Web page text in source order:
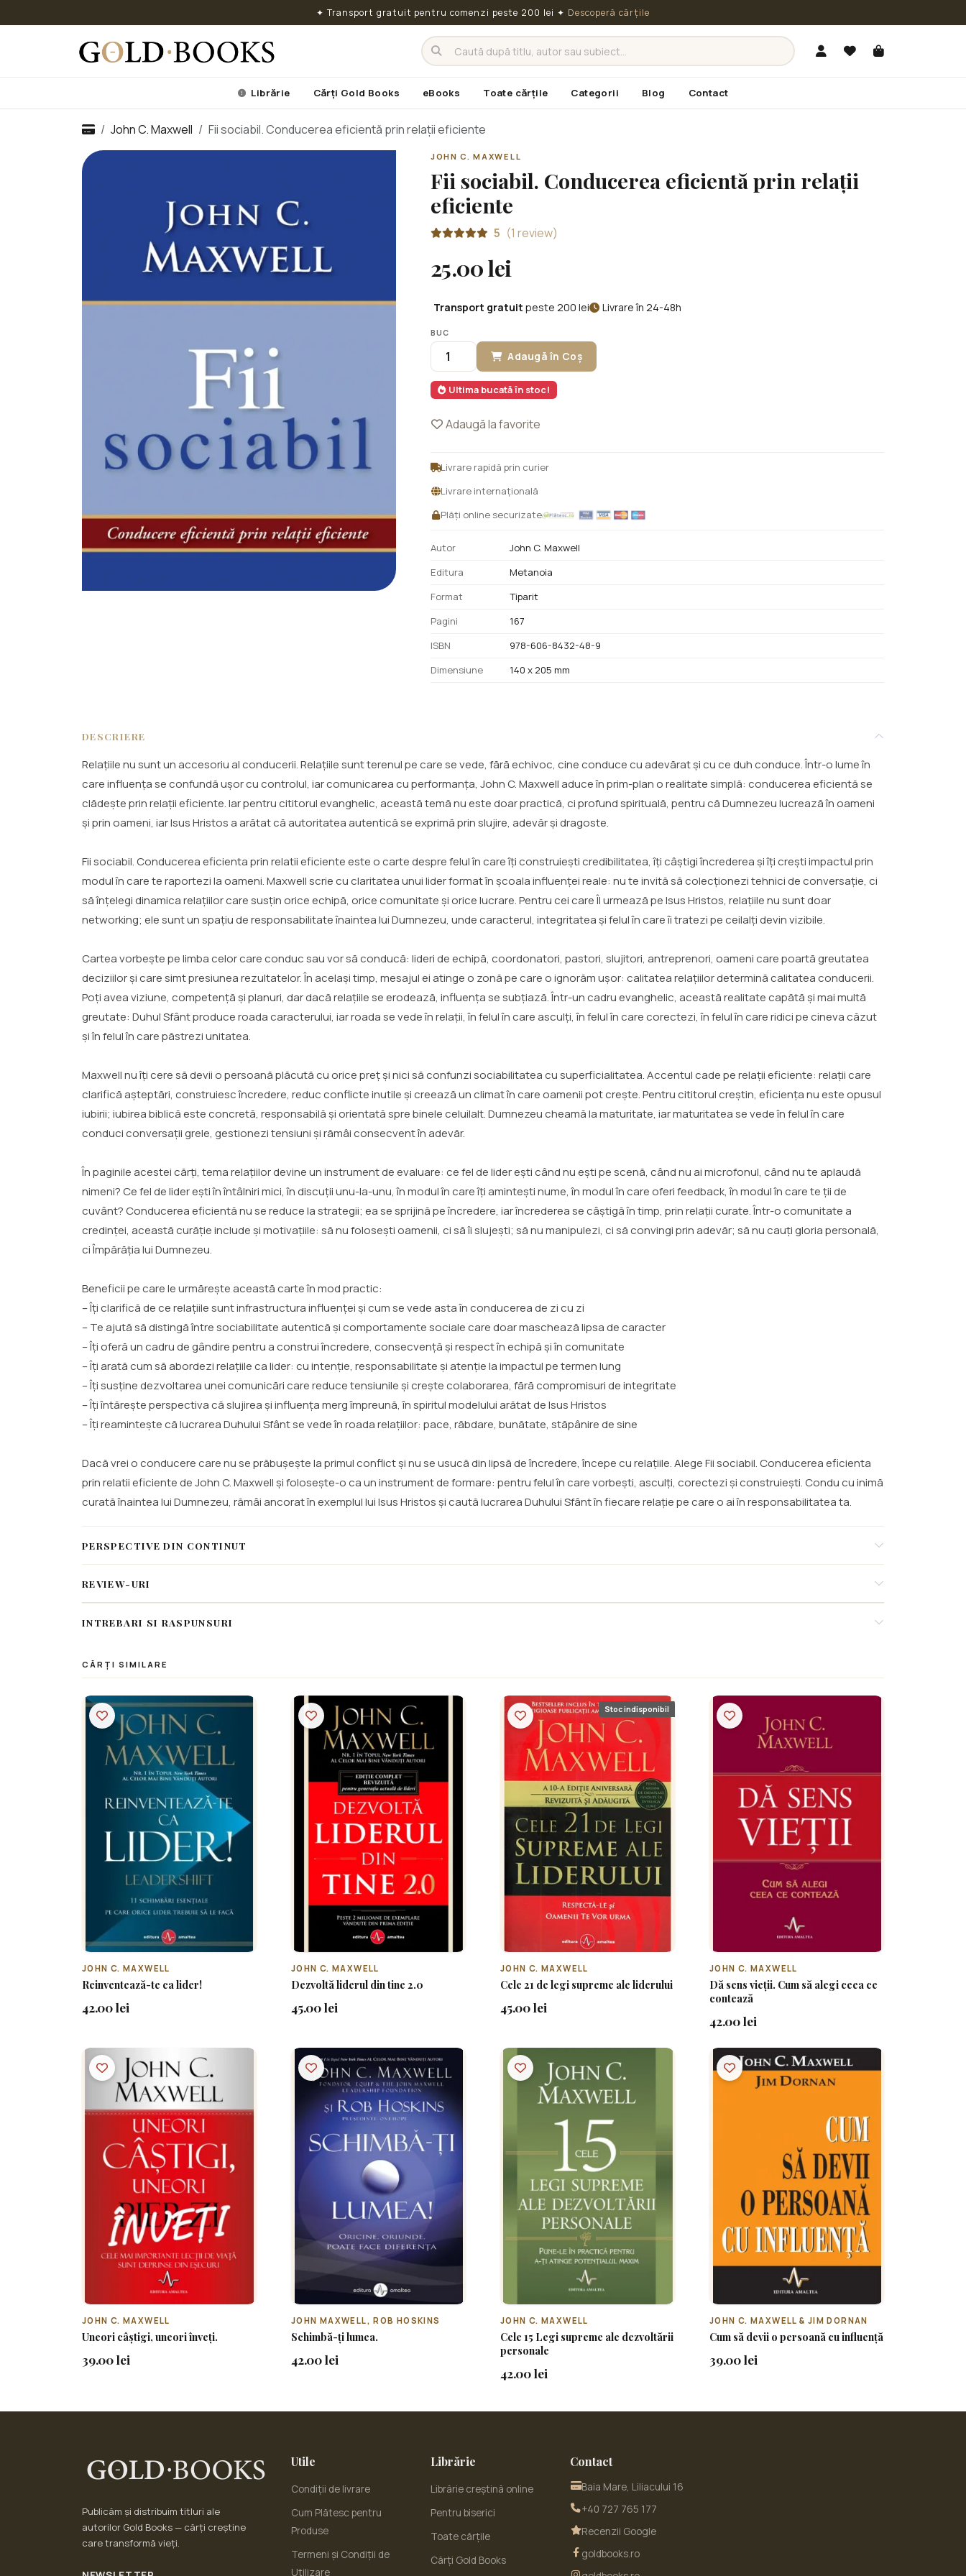
✦ Transport gratuit pentru comenzi peste 200 lei ✦ Descoperă cărțile
Librărie Cărți Gold Books eBooks Toate cărțile Categorii Blog Contact
John C. Maxwell Fii sociabil. Conducerea eficientă prin relații eficiente
JOHN C. MAXWELL
Fii sociabil. Conducerea eficientă prin relații
eficiente
5 (1 review)
25.00 lei
Transport gratuit peste 200 lei Livrare în 24-48h
BUC
Adaugă în Coș
Ultima bucată în stoc!
Adaugă la favorite
Livrare rapidă prin curier
Livrare internațională
Plăți online securizate
Autor
John C. Maxwell
Editura
Metanoia
Format
Tiparit
Pagini
167
ISBN
978-606-8432-48-9
Dimensiune
140 x 205 mm
DESCRIERE
Relațiile nu sunt un accesoriu al conducerii. Relațiile sunt terenul pe care se vede, fără echivoc, cine conduce cu adevărat și cu ce duh conduce. Într-o lume în
care influența se confundă ușor cu controlul, iar comunicarea cu performanța, John C. Maxwell aduce în prim-plan o realitate simplă: conducerea eficientă se
clădește prin relații eficiente. Iar pentru cititorul evanghelic, această temă nu este doar practică, ci profund spirituală, pentru că Dumnezeu lucrează în oameni
și prin oameni, iar Isus Hristos a arătat că autoritatea autentică se exprimă prin slujire, adevăr și dragoste.
Fii sociabil. Conducerea eficienta prin relatii eficiente este o carte despre felul în care îți construiești credibilitatea, îți câștigi încrederea și îți crești impactul prin
modul în care te raportezi la oameni. Maxwell scrie cu claritatea unui lider format în școala influenței reale: nu te invită să colecționezi tehnici de conversație, ci
să înțelegi dinamica relațiilor care susțin orice echipă, orice comunitate și orice lucrare. Pentru cei care Îl urmează pe Isus Hristos, relațiile nu sunt doar
networking; ele sunt un spațiu de responsabilitate înaintea lui Dumnezeu, unde caracterul, integritatea și felul în care îi tratezi pe ceilalți devin vizibile.
Cartea vorbește pe limba celor care conduc sau vor să conducă: lideri de echipă, coordonatori, pastori, slujitori, antreprenori, oameni care poartă greutatea
deciziilor și care simt presiunea rezultatelor. În același timp, mesajul ei atinge o zonă pe care o ignorăm ușor: calitatea relațiilor determină calitatea conducerii.
Poți avea viziune, competență și planuri, dar dacă relațiile se erodează, influența se subțiază. Într-un cadru evanghelic, această realitate capătă și mai multă
greutate: Duhul Sfânt produce roada caracterului, iar roada se vede în relații, în felul în care asculți, în felul în care corectezi, în felul în care ridici pe cineva căzut
și în felul în care păstrezi unitatea.
Maxwell nu îți cere să devii o persoană plăcută cu orice preț și nici să confunzi sociabilitatea cu superficialitatea. Accentul cade pe relații eficiente: relații care
clarifică așteptări, construiesc încredere, reduc conflicte inutile și creează un climat în care oamenii pot crește. Pentru cititorul creștin, eficiența nu este opusul
iubirii; iubirea biblică este concretă, responsabilă și orientată spre binele celuilalt. Dumnezeu cheamă la maturitate, iar maturitatea se vede în felul în care
conduci conversații grele, gestionezi tensiuni și rămâi consecvent în adevăr.
În paginile acestei cărți, tema relațiilor devine un instrument de evaluare: ce fel de lider ești când nu ești pe scenă, când nu ai microfonul, când nu te aplaudă
nimeni? Ce fel de lider ești în întâlniri mici, în discuții unu-la-unu, în modul în care îți amintești nume, în modul în care oferi feedback, în modul în care te ții de
cuvânt? Conducerea eficientă nu se reduce la strategii; ea se sprijină pe încredere, iar încrederea se câștigă în timp, prin relații curate. Într-o comunitate a
credinței, această curăție include și motivațiile: să nu folosești oamenii, ci să îi slujești; să nu manipulezi, ci să convingi prin adevăr; să nu cauți gloria personală,
ci Împărăția lui Dumnezeu.
Beneficii pe care le urmărește această carte în mod practic:
– Îți clarifică de ce relațiile sunt infrastructura influenței și cum se vede asta în conducerea de zi cu zi
– Te ajută să distingă între sociabilitate autentică și comportamente sociale care doar maschează lipsa de caracter
– Îți oferă un cadru de gândire pentru a construi încredere, consecvență și respect în echipă și în comunitate
– Îți arată cum să abordezi relațiile ca lider: cu intenție, responsabilitate și atenție la impactul pe termen lung
– Îți susține dezvoltarea unei comunicări care reduce tensiunile și crește colaborarea, fără compromisuri de integritate
– Îți întărește perspectiva că slujirea și influența merg împreună, în spiritul modelului arătat de Isus Hristos
– Îți reamintește că lucrarea Duhului Sfânt se vede în roada relațiilor: pace, răbdare, bunătate, stăpânire de sine
Dacă vrei o conducere care nu se prăbușește la primul conflict și nu se usucă din lipsă de încredere, începe cu relațiile. Alege Fii sociabil. Conducerea eficienta
prin relatii eficiente de John C. Maxwell și folosește-o ca un instrument de formare: pentru felul în care vorbești, asculți, corectezi și construiești. Condu cu inimă
curată înaintea lui Dumnezeu, rămâi ancorat în exemplul lui Isus Hristos și caută lucrarea Duhului Sfânt în fiecare relație pe care o ai în responsabilitatea ta.
PERSPECTIVE DIN CONTINUT
REVIEW-URI
INTREBARI SI RASPUNSURI
CĂRȚI SIMILARE
JOHN C. MAXWELL
Reinventează-te ca lider!
42.00 lei
JOHN C. MAXWELL
Dezvoltă liderul din tine 2.0
45.00 lei
Stoc indisponibil
JOHN C. MAXWELL
Cele 21 de legi supreme ale liderului
45.00 lei
JOHN C. MAXWELL
Dă sens vieții. Cum să alegi ceea ce
contează
42.00 lei
JOHN C. MAXWELL
Uneori câștigi, uneori înveți.
39.00 lei
JOHN MAXWELL, ROB HOSKINS
Schimbă-ți lumea.
42.00 lei
JOHN C. MAXWELL
Cele 15 Legi supreme ale dezvoltării
personale
42.00 lei
JOHN C. MAXWELL & JIM DORNAN
Cum să devii o persoană cu influență
39.00 lei
Publicăm și distribuim titluri ale
autorilor Gold Books — cărți creștine
care transformă vieți.
Utile
Condiții de livrare
Cum Plătesc pentru
Produse
Termeni și Condiții de
Utilizare
Librărie
Librărie creștină online
Pentru biserici
Toate cărțile
Cărți Gold Books
Contact
Baia Mare, Liliacului 16
+40 727 765 177
Recenzii Google
goldbooks.ro